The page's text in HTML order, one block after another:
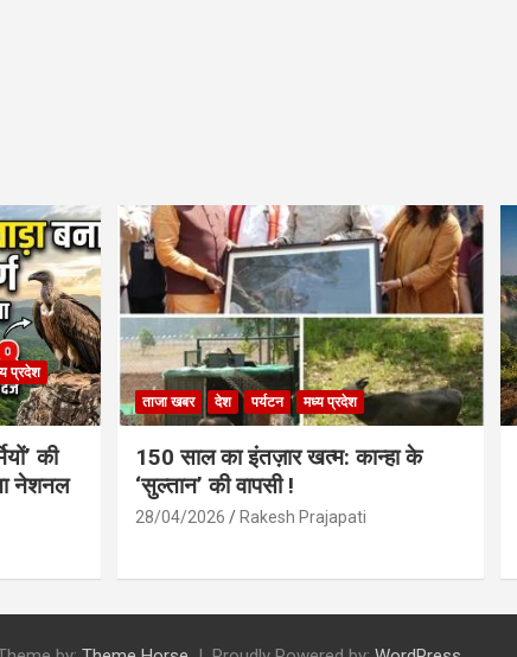
प्रदेश
की
नेशनल
ताजा खबर देश पर्यटन मध्य प्रदेश
150 साल का इंतज़ार खत्म: कान्हा के
‘सुल्तान’ की वापसी !
28/04/2026 Rakesh Prajapati